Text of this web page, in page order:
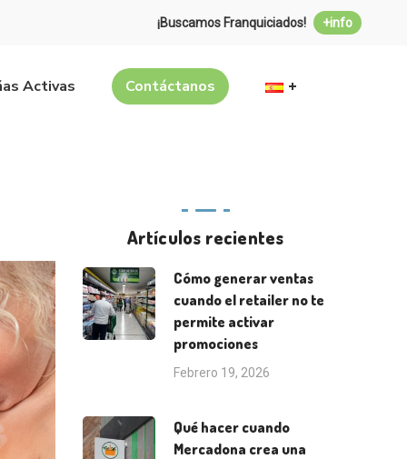
¡Buscamos Franquiciados! +info
Activas Contáctanos
Artículos recientes
Cómo generar ventas
cuando el retailer no te
permite activar
promociones
Febrero 19, 2026
Qué hacer cuando
Mercadona crea una